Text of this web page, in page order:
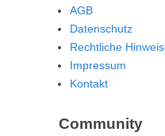
AGB
Datenschutz
Rechtliche
Impressum
Kontakt
Community